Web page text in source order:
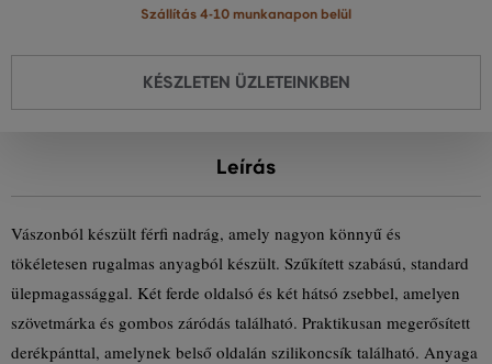
Szállítás 4-10 munkanapon belül
KÉSZLETEN ÜZLETEINKBEN
Leírás
Vászonból készült férfi nadrág, amely nagyon könnyű és
tökéletesen rugalmas anyagból készült. Szűkített szabású, standard
ülepmagassággal. Két ferde oldalsó és két hátsó zsebbel, amelyen
szövetmárka és gombos záródás található. Praktikusan megerősített
derékpánttal, amelynek belső oldalán szilikoncsík található. Anyaga